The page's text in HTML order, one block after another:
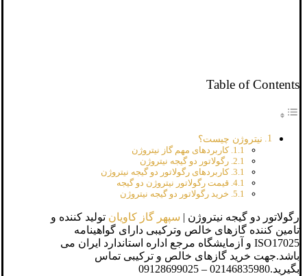
Table of Contents
نیتروژن چیست؟
کاربردهای مهم گاز نیتروژن
رگولاتور دو گیجه نیتروژن
کاربردهای رگولاتور دو گیجه نیتروژن
قیمت رگولاتور نیتروژن دو گیجه
خرید رگولاتور دو گیجه نیتروژن
رگولاتور دو گیجه نیتروژن | سپهر گاز کاویان تولید کننده و
تامین کننده گازهای خالص وترکیبی دارای گواهینامه
ISO17025 و آزمایشگاه مرجع اداره استاندارد ایران می
باشد.جهت خرید گازهای خالص و ترکیبی تماس
بگیرید.02146835980 – 09128699025